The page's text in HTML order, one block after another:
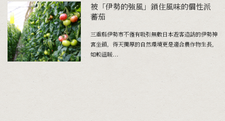
被「伊勢的強風」鎖住風味的個性派
蕃茄
三重縣伊勢市不僅有吸引無數日本遊客造訪的伊勢神
宮坐鎮，得天獨厚的自然環境更是適合農作物生長，
如較溫暖...